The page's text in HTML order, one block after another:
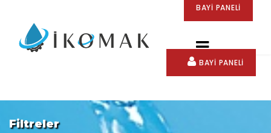
BAYİ PANELİ
BAYİ PANELİ
Filtreler